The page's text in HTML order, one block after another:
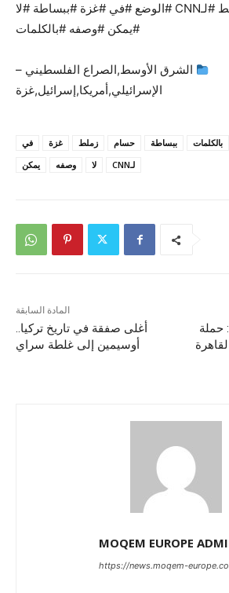
#حسام #زملط #لـCNN #الوضع #في #غزة #ببساطة #لا
#يمكن #وصفه #بالكلمات
الشرق الأوسط,الصراع الفلسطيني –
الإسرائيلي,أمريكا,إسرائيل,غزة
بالكلمات ببساطة حسام زملط غزة
في
لـCNN
لا وصفه يمكن
المادة السابقة
أغلى صفقة في تاريخ تركيا..
أوسيمين إلى غلطة سراي
حملة
MOQEM EUROPE
https://news.moqem-